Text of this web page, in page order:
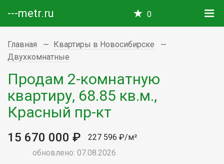
---metr.ru 0
Главная
Квартиры в Новосибирске
Двухкомнатные
Продам 2-комнатную
квартиру, 68.85 кв.м.,
Красный пр-кт
15 670 000 ₽
227 596 ₽/м²
обновлено: 07.08.2026